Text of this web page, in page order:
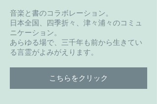
音楽と書のコラボレーション。
日本全国、四季折々、津々浦々のコミュ
ニケーション。
​あらゆる場で、三千年も前から生きてい
る言霊がよみがえります。
こちらをクリック